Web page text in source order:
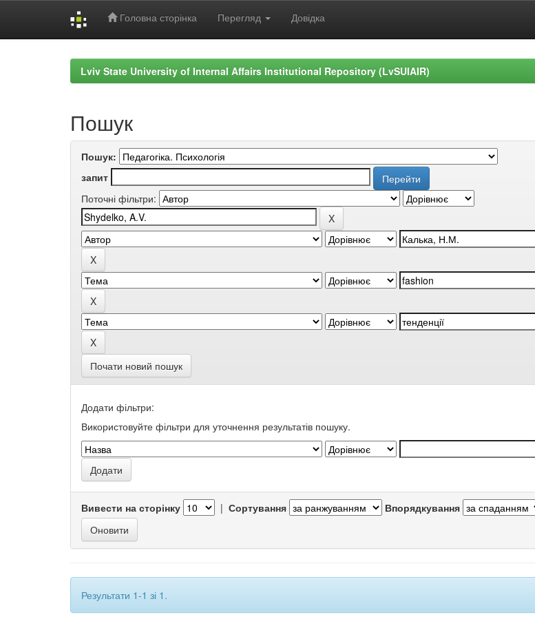
Головна сторінка Перегляд Довідка
Lviv State University of Internal Affairs Institutional Repository (LvSUIAIR)
Пошук
Пошук:
запит
Поточні фільтри:
Почати новий пошук
Додати фільтри:
Використовуйте фільтри для уточнення результатів пошуку.
Вивести на сторінку | Сортування Впорядкування
Результати 1-1 зі 1.